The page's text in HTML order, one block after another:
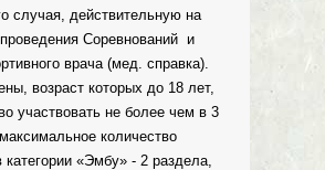
случая, действительную на
Соревнований и
врача (мед. справка).
возраст которых до 18 лет,
участвовать не более чем в 3
количество
категории «Эмбу» - 2 раздела,